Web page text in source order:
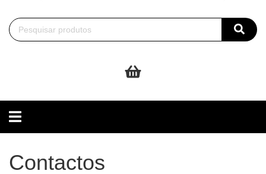
Toggle
navigation
Contactos